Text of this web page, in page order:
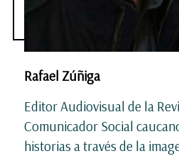
Rafael Zúñiga
Editor Audiovisual de la
Comunicador Social
historias a través de la